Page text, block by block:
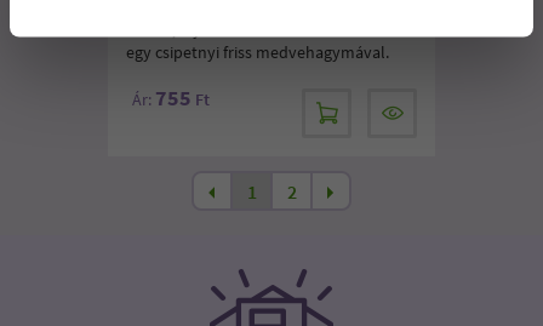
egy csipetnyi friss medvehagymával.
Ár: 755 Ft
1 2